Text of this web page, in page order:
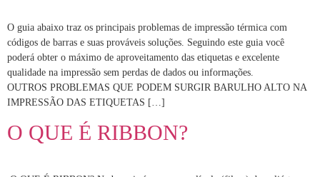
O guia abaixo traz os principais problemas de impressão térmica com
códigos de barras e suas prováveis soluções. Seguindo este guia você
poderá obter o máximo de aproveitamento das etiquetas e excelente
qualidade na impressão sem perdas de dados ou informações.
OUTROS PROBLEMAS QUE PODEM SURGIR BARULHO ALTO NA
IMPRESSÃO DAS ETIQUETAS […]
O QUE É RIBBON?